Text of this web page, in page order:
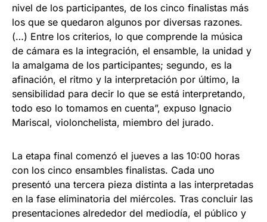
nivel de los participantes, de los cinco finalistas más
los que se quedaron algunos por diversas razones.
(…) Entre los criterios, lo que comprende la música
de cámara es la integración, el ensamble, la unidad y
la amalgama de los participantes; segundo, es la
afinación, el ritmo y la interpretación por último, la
sensibilidad para decir lo que se está interpretando,
todo eso lo tomamos en cuenta”, expuso Ignacio
Mariscal, violonchelista, miembro del jurado.
La etapa final comenzó el jueves a las 10:00 horas
con los cinco ensambles finalistas. Cada uno
presentó una tercera pieza distinta a las interpretadas
en la fase eliminatoria del miércoles. Tras concluir las
presentaciones alrededor del mediodía, el público y